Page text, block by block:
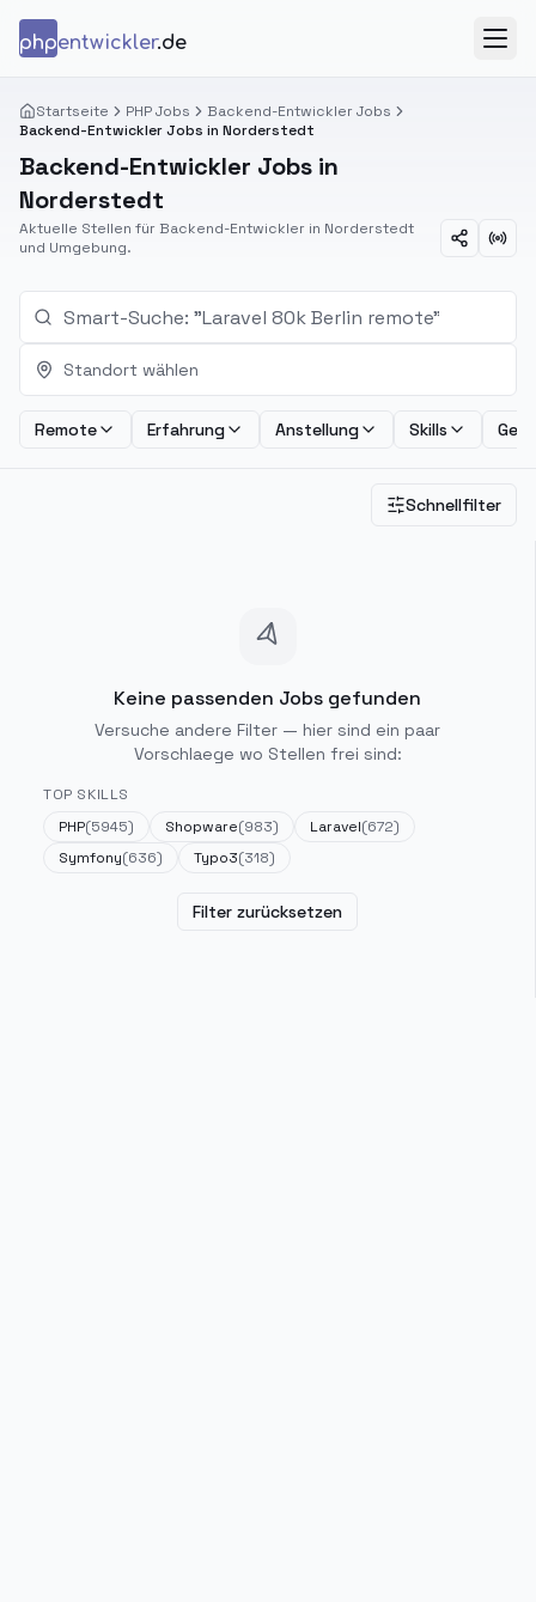
phpentwickler.de
Startseite PHP Jobs
Backend-Entwickler Jobs
Backend-Entwickler Jobs in Norderstedt
Backend-Entwickler Jobs in
Norderstedt
Aktuelle Stellen für Backend-Entwickler in Norderstedt
und Umgebung.
Standort wählen
Remote Erfahrung Anstellung Skills
Schnellfilter
Keine passenden Jobs gefunden
Versuche andere Filter — hier sind ein paar
Vorschlaege wo Stellen frei sind:
TOP SKILLS
PHP(5945) Shopware(983) Laravel(672)
Symfony(636) Typo3(318)
Filter zurücksetzen